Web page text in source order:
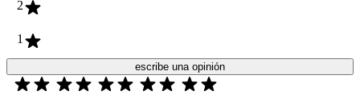
2
1
escribe una opinión